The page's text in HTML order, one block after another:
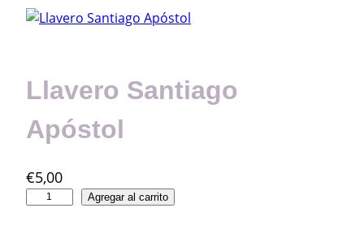
Llavero Santiago
Apóstol
€5,00
Agregar al carrito